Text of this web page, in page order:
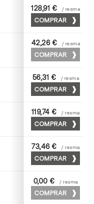
72 x 102
128,91 € / resma
COMPRAR
52 x 70
42,26 € / resma
COMPRAR
52 x 70
56,31 € / resma
COMPRAR
70 x 100
119,74 € / resma
COMPRAR
65 x 90
73,46 € / resma
COMPRAR
72 x 102
0,00 € / resma
COMPRAR